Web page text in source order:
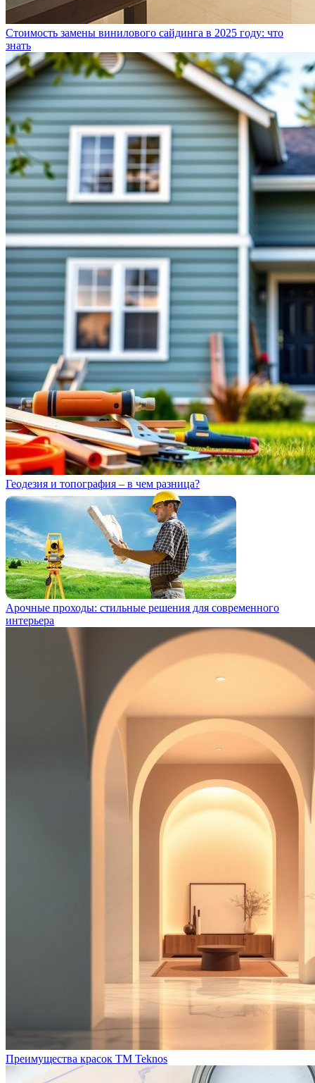
Стоимость замены винилового сайдинга в 2025 году: что
знать
Геодезия и топография – в чем разница?
Арочные проходы: стильные решения для современного
интерьера
Преимущества красок ТМ Teknos